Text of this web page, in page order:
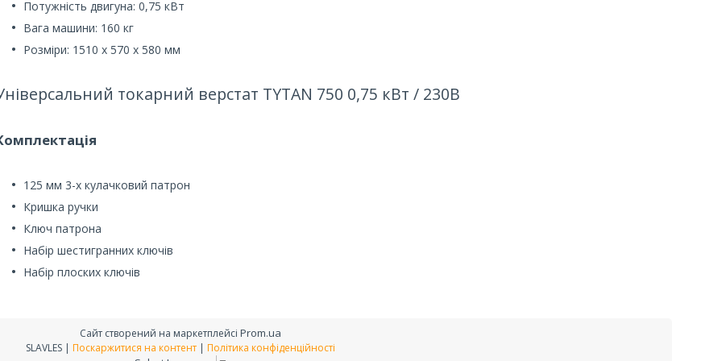
Потужність двигуна: 0,75 кВт
Вага машини: 160 кг
Розміри: 1510 х 570 х 580 мм
токарний верстат TYTAN 750 0,75 кВт / 230В
125 мм 3-х кулачковий патрон
Кришка ручки
Ключ патрона
Набір шестигранних ключів
Набір плоских ключів
Сайт створений на маркетплейсі Prom.ua
SLAVLES | Поскаржитися на контент | Політика конфіденційності